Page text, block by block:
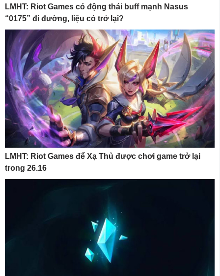
LMHT: Riot Games có động thái buff mạnh Nasus
“0175” đi đường, liệu có trở lại?
LMHT: Riot Games để Xạ Thủ được chơi game trở lại
trong 26.16